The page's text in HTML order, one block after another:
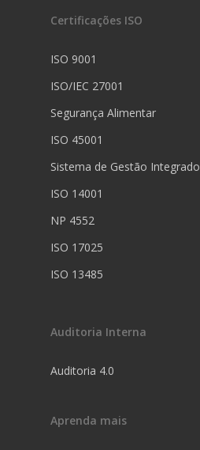
Certificações ISO
ISO 9001
ISO/IEC 27001
Segurança Alimentar
ISO 45001
Sistema de Gestão Integrado
ISO 14001
NP 4552
ISO 17025
ISO 13485
Auditoria Interna
Auditoria 4.0
Aprenda mais